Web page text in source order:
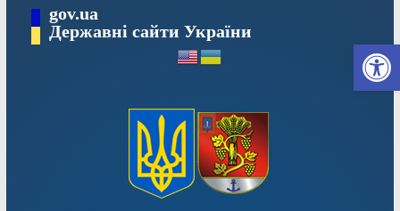
вмісту
gov.ua
Державні сайти України